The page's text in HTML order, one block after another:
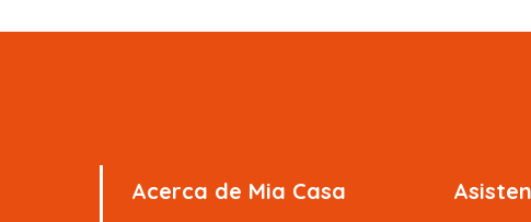
Acerca de Mia Casa